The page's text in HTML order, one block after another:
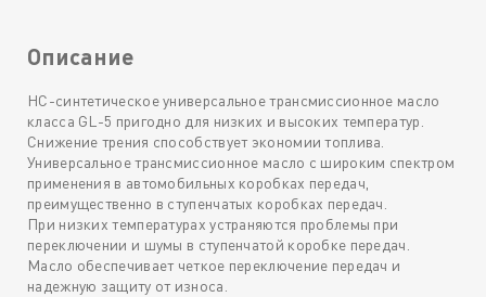
Описание
НС-синтетическое универсальное трансмиссионное масло
класса GL-5 пригодно для низких и высоких температур.
Снижение трения способствует экономии топлива.
Универсальное трансмиссионное масло с широким спектром
применения в автомобильных коробках передач,
преимущественно в ступенчатых коробках передач.
При низких температурах устраняются проблемы при
переключении и шумы в ступенчатой коробке передач.
Масло обеспечивает четкое переключение передач и
надежную защиту от износа.